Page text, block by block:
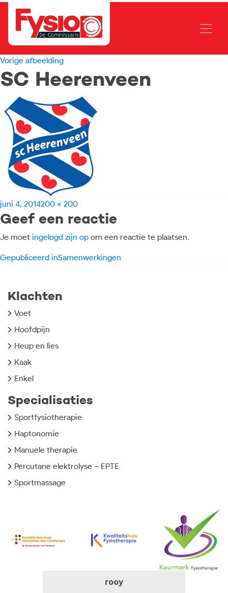
Vorige afbeelding
SC Heerenveen
Geplaatst
op
juni 4, 2014Volledige
grootte
200 × 200
Geef een reactie
Je moet ingelogd zijn op om een reactie te plaatsen.
Bericht
Gepubliceerd inSamenwerkingen
Klachten
Voet
Hoofdpijn
Heup en lies
Kaak
Enkel
Specialisaties
Sportfysiotherapie
Haptonomie
Manuele therapie
Percutane elektrolyse – EPTE
Sportmassage